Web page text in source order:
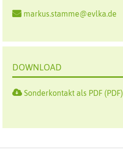
markus.stamme@evlka.de
DOWNLOAD
Sonderkontakt als PDF (PDF)